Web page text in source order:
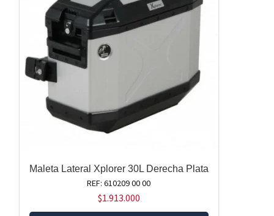
Maleta Lateral Xplorer 30L Derecha Plata
REF: 610209 00 00
$1.913.000